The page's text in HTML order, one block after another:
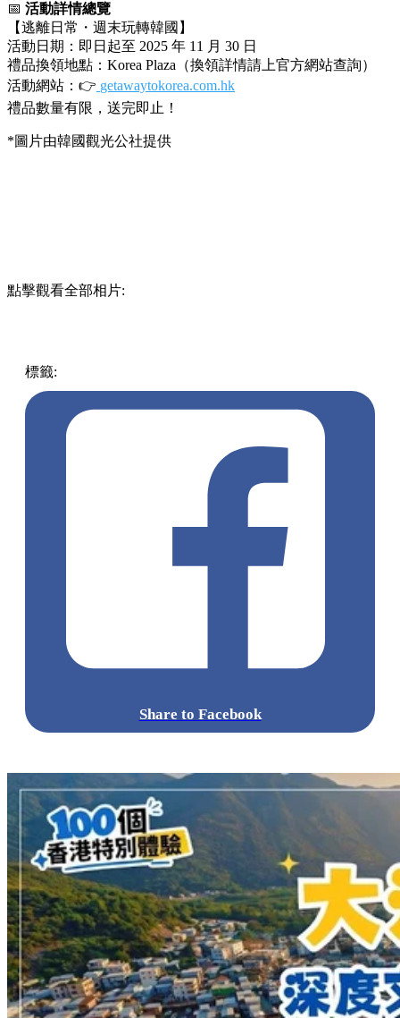
📅 活動詳情總覽
【逃離日常・週末玩轉韓國】
活動日期：即日起至 2025 年 11 月 30 日
禮品換領地點：Korea Plaza（換領詳情請上官方網站查詢）
活動網站：👉 getawaytokorea.com.hk
禮品數量有限，送完即止！
*圖片由韓國觀光公社提供
點擊觀看全部相片:
標籤:
Share to Facebook